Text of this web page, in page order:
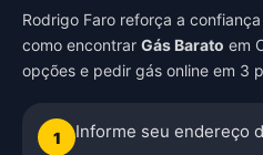
Rodrigo Faro reforça a
como encontrar Gás Barato em
opções e pedir gás online em 3
1 Informe seu endereço